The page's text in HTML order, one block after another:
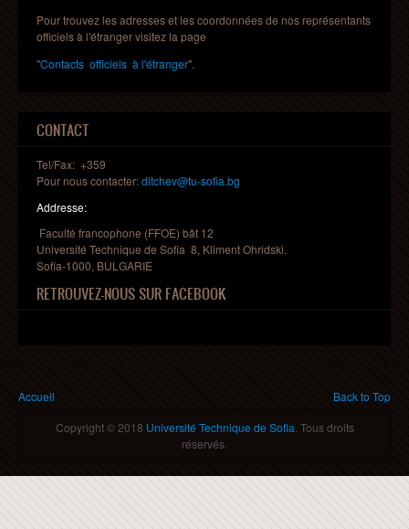
Pour trouvez les adresses et les coordonnées de nos représentants
officiels à l'étranger visitez la page
"Contacts officiels à l'étranger".
CONTACT
Tel/Fax: +359
Pour nous contacter:ditchev@tu-sofia.bg
Addresse:
Faculté francophone (FFOE) bât 12
Université Technique de Sofia 8, Kliment Ohridski.
Sofia-1000, BULGARIE
RETROUVEZ-NOUS SUR FACEBOOK
Vous êtes ici
Accueil
Back to Top
Copyright © 2018 Université Technique de Sofia . Tous droits
réservés.